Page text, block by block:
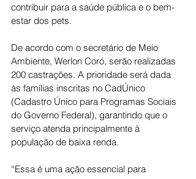
contribuir para a saúde pública e o bem-
estar dos pets.
De acordo com o secretário de Meio
Ambiente, Werlon Coró, serão realizadas
200 castrações. A prioridade será dada
às famílias inscritas no CadÚnico
(Cadastro Único para Programas Sociais
do Governo Federal), garantindo que o
serviço atenda principalmente à
população de baixa renda.
“Essa é uma ação essencial para